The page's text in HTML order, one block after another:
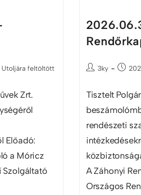
Utoljára feltöltött
Zrt.
Előadó:
a Móricz
Szolgáltató
3ky
Tisztelt
rendészeti
A Záhonyi
Országos